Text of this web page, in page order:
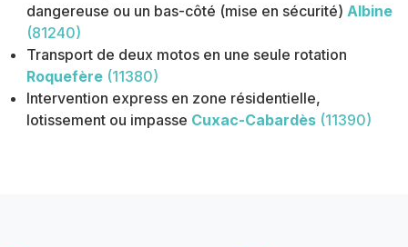
dangereuse ou un bas-côté (mise en sécurité) Albine
(81240)
Transport de deux motos en une seule rotation
Roquefère (11380)
Intervention express en zone résidentielle,
lotissement ou impasse Cuxac-Cabardès (11390)